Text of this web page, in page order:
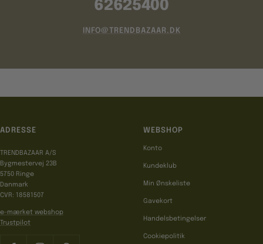
62625400
INFO@TRENDBAZAAR.DK
ADRESSE
TRENDBAZAAR A/S
Bygmestervej 23B
5750 Ringe
Danmark
CVR: 18581507
e-mærket webshop
Trustpilot
WEBSHOP
Konto
Kundeklub
Min Ønskeliste
Gavekort
Handelsbetingelser
Cookiepolitik